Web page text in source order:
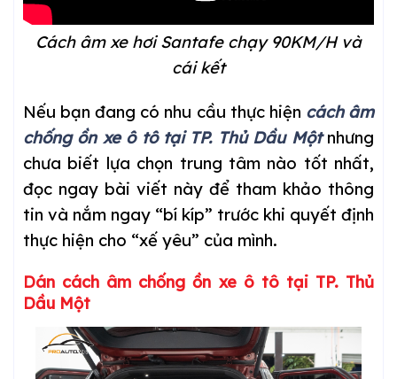
Cách âm xe hơi Santafe chạy 90KM/H và
cái kết
Nếu bạn đang có nhu cầu thực hiện cách âm
chống ồn xe ô tô tại TP. Thủ Dầu Mộtnhưng
chưa biết lựa chọn trung tâm nào tốt nhất,
đọc ngay bài viết này để tham khảo thông
tin và nắm ngay “bí kíp” trước khi quyết định
thực hiện cho “xế yêu” của mình.
Dán cách âm chống ồn xe ô tô tại TP. Thủ
Dầu Một